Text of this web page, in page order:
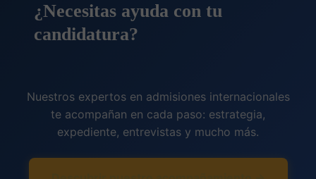
¿Necesitas ayuda con tu
candidatura?
Nuestros expertos en admisiones internacionales
te acompañan en cada paso: estrategia,
expediente, entrevistas y mucho más.